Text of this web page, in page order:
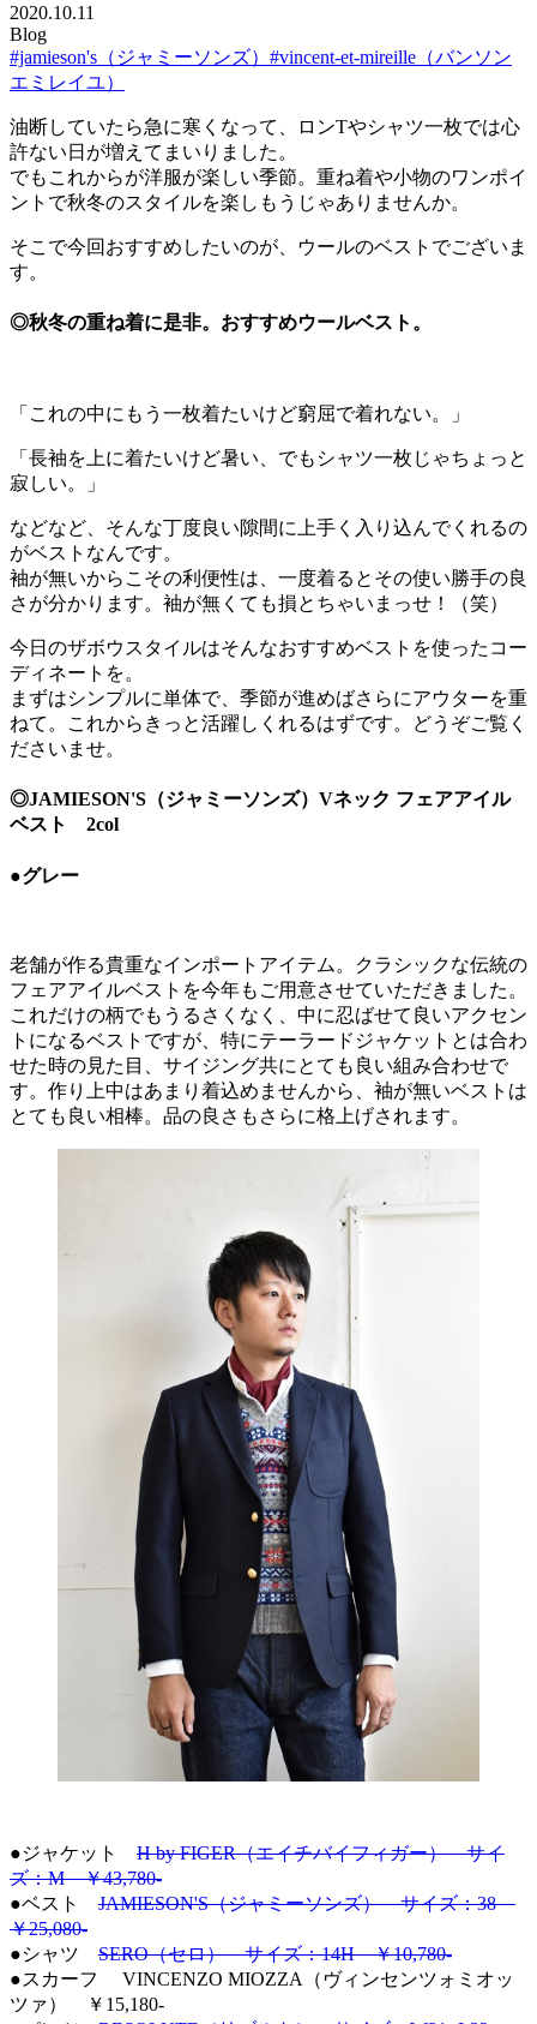
2020.10.11
Blog
#jamieson's（ジャミーソンズ） #vincent-et-mireille（バンソン
エミレイユ）
油断していたら急に寒くなって、ロンTやシャツ一枚では心
許ない日が増えてまいりました。
でもこれからが洋服が楽しい季節。重ね着や小物のワンポイ
ントで秋冬のスタイルを楽しもうじゃありませんか。
そこで今回おすすめしたいのが、ウールのベストでございま
す。
◎秋冬の重ね着に是非。おすすめウールベスト。
「これの中にもう一枚着たいけど窮屈で着れない。」
「長袖を上に着たいけど暑い、でもシャツ一枚じゃちょっと
寂しい。」
などなど、そんな丁度良い隙間に上手く入り込んでくれるの
がベストなんです。
袖が無いからこその利便性は、一度着るとその使い勝手の良
さが分かります。袖が無くても損とちゃいまっせ！（笑）
今日のザボウスタイルはそんなおすすめベストを使ったコー
ディネートを。
まずはシンプルに単体で、季節が進めばさらにアウターを重
ねて。これからきっと活躍しくれるはずです。どうぞご覧く
ださいませ。
◎JAMIESON'S（ジャミーソンズ）Vネック フェアアイル
ベスト 2col
●グレー
老舗が作る貴重なインポートアイテム。クラシックな伝統の
フェアアイルベストを今年もご用意させていただきました。
これだけの柄でもうるさくなく、中に忍ばせて良いアクセン
トになるベストですが、特にテーラードジャケットとは合わ
せた時の見た目、サイジング共にとても良い組み合わせで
す。作り上中はあまり着込めませんから、袖が無いベストは
とても良い相棒。品の良さもさらに格上げされます。
●ジャケット H by FIGER（エイチバイフィガー） サイ
ズ：M ￥43,780-
●ベスト JAMIESON'S（ジャミーソンズ） サイズ：38
￥25,080-
●シャツ SERO（セロ） サイズ：14H ￥10,780-
●スカーフ VINCENZO MIOZZA（ヴィンセンツォミオッ
ツァ） ￥15,180-